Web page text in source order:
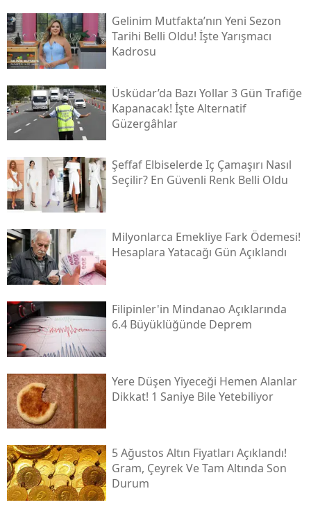
Gelinim Mutfakta’nın Yeni Sezon
Tarihi Belli Oldu! İşte Yarışmacı
Kadrosu
Üsküdar’da Bazı Yollar 3 Gün Trafiğe
Kapanacak! İşte Alternatif
Güzergâhlar
Şeffaf Elbiselerde Iç Çamaşırı Nasıl
Seçilir? En Güvenli Renk Belli Oldu
Milyonlarca Emekliye Fark Ödemesi!
Hesaplara Yatacağı Gün Açıklandı
Filipinler'in Mindanao Açıklarında
6.4 Büyüklüğünde Deprem
Yere Düşen Yiyeceği Hemen Alanlar
Dikkat! 1 Saniye Bile Yetebiliyor
5 Ağustos Altın Fiyatları Açıklandı!
Gram, Çeyrek Ve Tam Altında Son
Durum